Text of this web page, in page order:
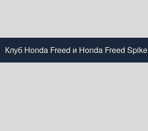
Клуб Honda Freed и Honda Freed Spike